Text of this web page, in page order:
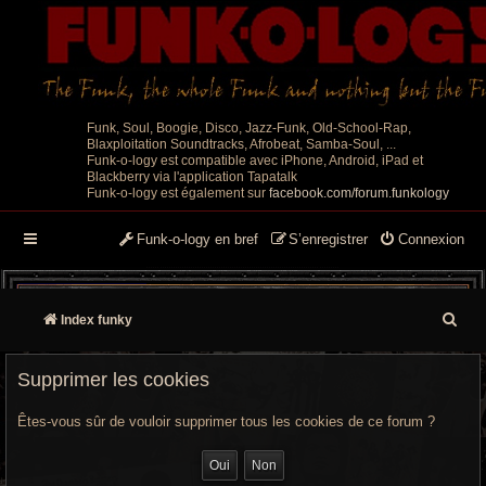
Funk, Soul, Boogie, Disco, Jazz-Funk, Old-School-Rap,
Blaxploitation Soundtracks, Afrobeat, Samba-Soul, ...
Funk-o-logy est compatible avec iPhone, Android, iPad et
Blackberry via l'application Tapatalk
Funk-o-logy est également sur facebook.com/forum.funkology
Connexion
S’enregistrer
Funk-o-logy en bref
Index funky
e
Supprimer les cookies
Êtes-vous sûr de vouloir supprimer tous les cookies de ce forum ?